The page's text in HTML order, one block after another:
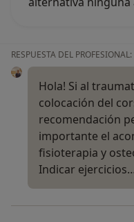
RESPUESTA DEL PROFESIONAL:
Hola! Si al
colocación del
recomendación
importante el
fisioterapia y
Indicar